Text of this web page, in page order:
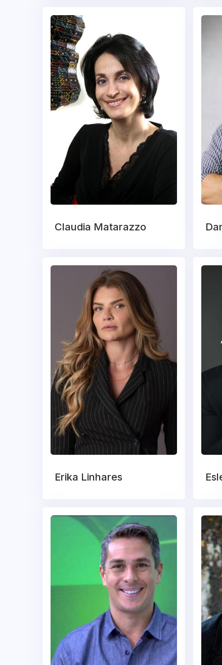
Claudia Matarazzo
Erika Linhares